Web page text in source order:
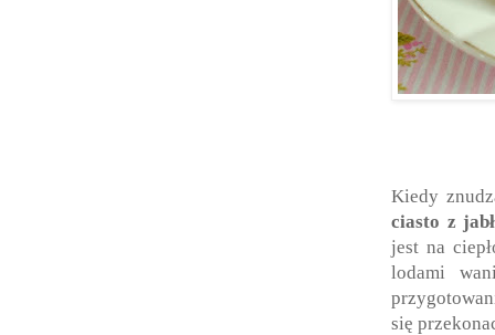
Kiedy
ciasto z
jest na
lodami
się